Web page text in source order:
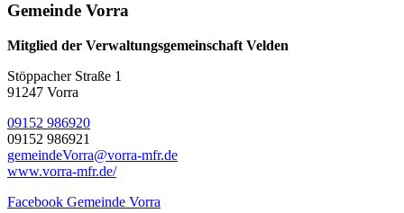
Gemeinde Vorra
Mitglied der Verwaltungsgemeinschaft Velden
Stöppacher Straße 1
91247 Vorra
09152 986920
09152 986921
gemeindeVorra@vorra-mfr.de
www.vorra-mfr.de/
Facebook Gemeinde Vorra